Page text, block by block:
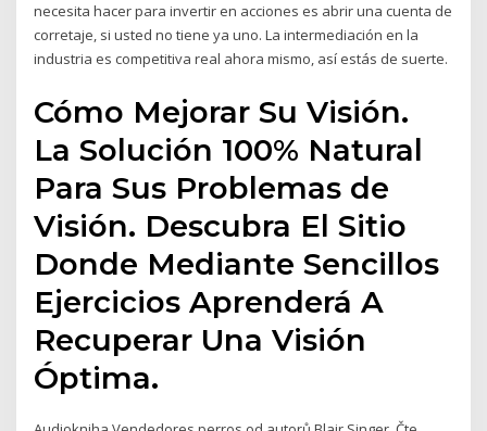
necesita hacer para invertir en acciones es abrir una cuenta de
corretaje, si usted no tiene ya uno. La intermediación en la
industria es competitiva real ahora mismo, así estás de suerte.
Cómo Mejorar Su Visión.
La Solución 100% Natural
Para Sus Problemas de
Visión. Descubra El Sitio
Donde Mediante Sencillos
Ejercicios Aprenderá A
Recuperar Una Visión
Óptima.